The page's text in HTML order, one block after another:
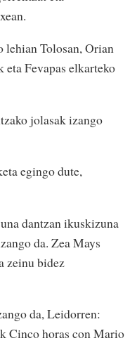
lehian Tolosan, Orian
Fevapas elkarteko
jolasak izango
egingo dute,
dantzan ikuskizuna
da. Zea Mays
zeinu bidez
da, Leidorren:
Cinco horas con Mario